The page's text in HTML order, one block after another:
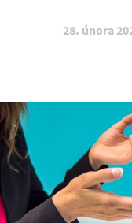
28. února